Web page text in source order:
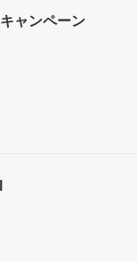
キャンペーン